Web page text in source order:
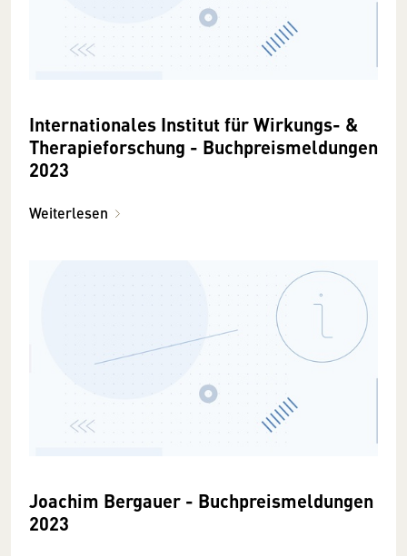
Internationales Institut für Wirkungs- &
Therapieforschung - Buchpreismeldungen
2023
Weiterlesen
Joachim Bergauer - Buchpreismeldungen
2023